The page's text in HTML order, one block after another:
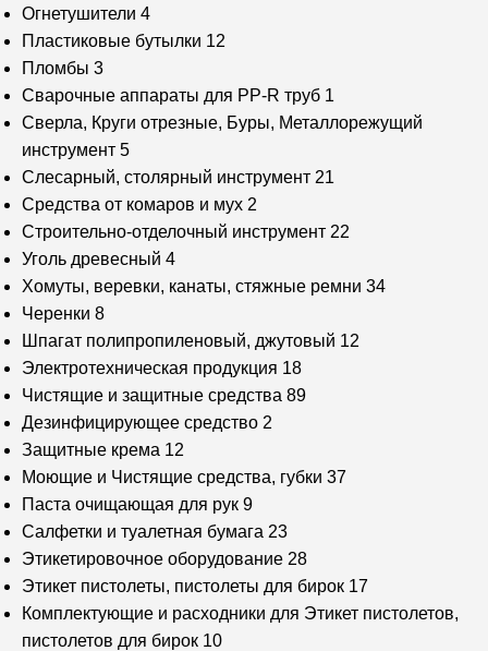
Огнетушители 4
Пластиковые бутылки 12
Пломбы 3
Сварочные аппараты для PP-R труб 1
Сверла, Круги отрезные, Буры, Металлорежущий
инструмент 5
Слесарный, столярный инструмент 21
Средства от комаров и мух 2
Строительно-отделочный инструмент 22
Уголь древесный 4
Хомуты, веревки, канаты, стяжные ремни 34
Черенки 8
Шпагат полипропиленовый, джутовый 12
Электротехническая продукция 18
Чистящие и защитные средства 89
Дезинфицирующее средство 2
Защитные крема 12
Моющие и Чистящие средства, губки 37
Паста очищающая для рук 9
Салфетки и туалетная бумага 23
Этикетировочное оборудование 28
Этикет пистолеты, пистолеты для бирок 17
Комплектующие и расходники для Этикет пистолетов,
пистолетов для бирок 10